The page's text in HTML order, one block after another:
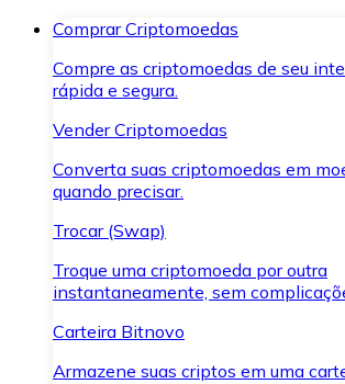
Comprar Criptomoedas
Compre as criptomoedas de seu
rápida e segura.
Vender Criptomoedas
Converta suas criptomoedas em
quando precisar.
Trocar (Swap)
Troque uma criptomoeda por outra
instantaneamente, sem
Carteira Bitnovo
Armazene suas criptos em uma